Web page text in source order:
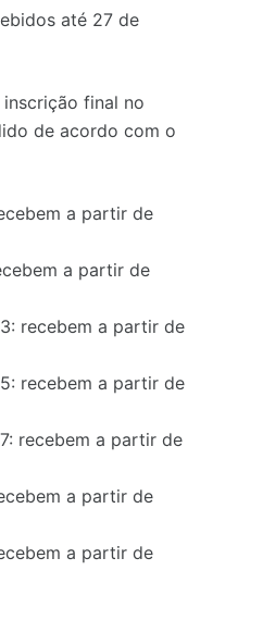
até 27 de
final no
de acordo com o
a partir de
a partir de
recebem a partir de
recebem a partir de
recebem a partir de
a partir de
a partir de